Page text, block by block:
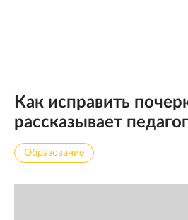
Как исправить
рассказывает педагог
Образование